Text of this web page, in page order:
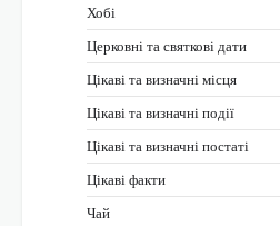
Хобі
Церковні та святкові дати
Цікаві та визначні місця
Цікаві та визначні події
Цікаві та визначні постаті
Цікаві факти
Чай